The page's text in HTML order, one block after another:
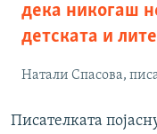
дека никогаш
детската и
Натали Спасова,
Писателката